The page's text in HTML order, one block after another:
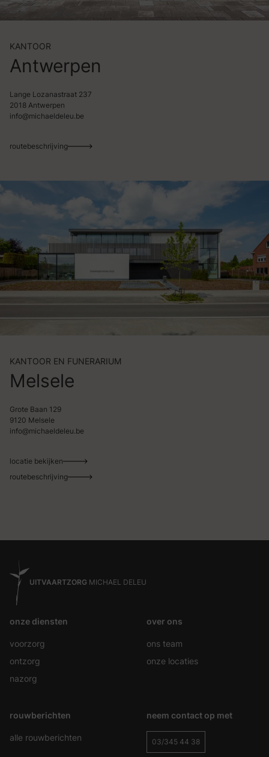
KANTOOR
Antwerpen
Lange Lozanastraat 237
2018 Antwerpen
info@michaeldeleu.be
routebeschrijving
KANTOOR EN FUNERARIUM
Melsele
Grote Baan 129
9120 Melsele
info@michaeldeleu.be
locatie bekijken
routebeschrijving
UITVAARTZORG MICHAEL DELEU
onze diensten
voorzorg
ontzorg
nazorg
over ons
ons team
onze locaties
rouwberichten
alle rouwberichten
neem contact op met
03/345 44 38